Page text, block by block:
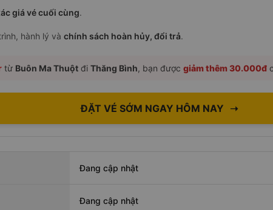
giá vé cuối cùng.
hành lý và chính sách hoàn hủy, đổi trả.
từ Buôn Ma Thuột đi Thăng Bình, bạn được giảm thêm 30.000đ
ĐẶT VÉ SỚM NGAY HÔM NAY ➝
Đang cập nhật
Đang cập nhật